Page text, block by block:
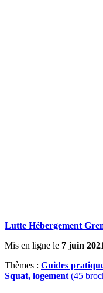
Lutte Hébergement
Mis en ligne le 7 juin
Thèmes : Guides
Squat, logement (45